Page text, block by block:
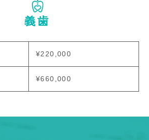
義歯
¥220,000
¥660,000